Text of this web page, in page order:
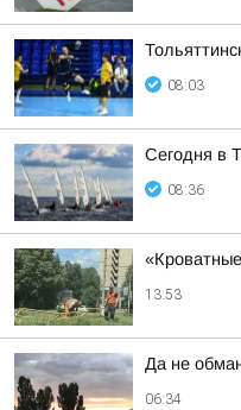
08:03
Сегодня в
08:36
13:53
Да не
06:34